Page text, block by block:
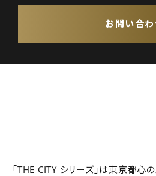
お問い合
「THE CITY シリーズ」は東京都心